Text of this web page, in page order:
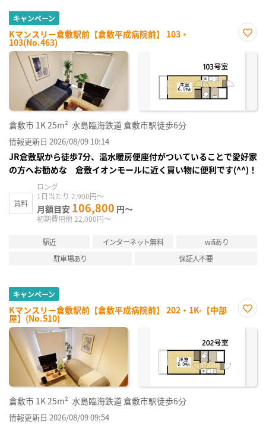
キャンペーン
Kマンスリー倉敷駅前【倉敷平成病院前】 103・
103(No.463)
に入
倉敷市 1K25m² 水島臨海鉄道 倉敷市駅徒歩6分
情報更新日 2026/08/09 10:14
JR倉敷駅から徒歩7分、温水暖房便座付がついていることで愛好家
の方へお勧めな 倉敷イオンモールに近く買い物に便利です(^^)！
賃料
ロング
1日当たり 2,900円～
月額目安 106,800 円～
初期費用他 22,000円～
駅近 インターネット無料
wifiあり
駐車場あり
保証人不要
キャンペーン
Kマンスリー倉敷駅前【倉敷平成病院前】 202・1K-【中部
屋】(No.510)
に入
倉敷市 1K25m² 水島臨海鉄道 倉敷市駅徒歩6分
情報更新日 2026/08/09 09:54